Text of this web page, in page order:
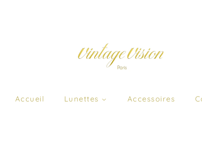
Accueil Lunettes Accessoires